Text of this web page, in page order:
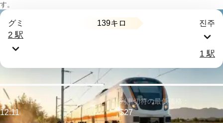
す。
グミ 139キロ 진주
2 駅
1 駅
最も早い出発：
12:11
列車切符の最低価格：
$27